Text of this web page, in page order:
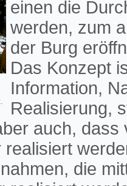
einen die
werden, zum
der Burg
Das Konzept
Information,
Realisierung,
auch,
realisiert
die